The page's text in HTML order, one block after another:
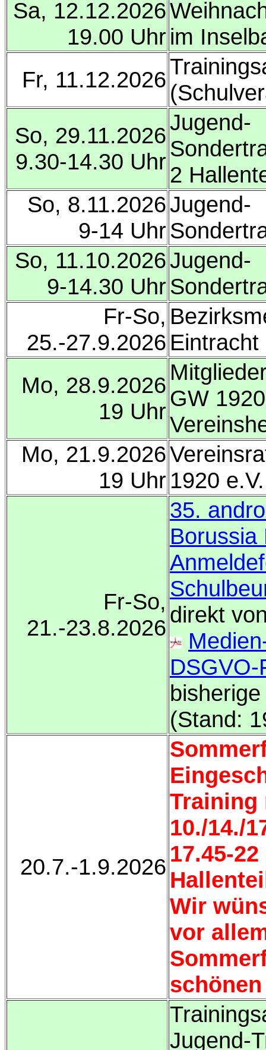
Sa, 12.12.2026
19.00 Uhr im
Fr, 11.12.2026
So, 29.11.2026
9.30-14.30 Uhr
Jugend-
2
So, 8.11.2026
9-14 Uhr
Jugend-
So, 11.10.2026
9-14.30 Uhr
Jugend-
Fr-So,
25.-27.9.2026
Mo, 28.9.2026
19 Uhr
GW
Mo, 21.9.2026
19 Uhr 1920
Fr-So,
21.-23.8.2026
35.
Borussia
direkt
(Stand:
20.7.-1.9.2026
Training
10./14./
17.45-
Wir
vor
Jugend-